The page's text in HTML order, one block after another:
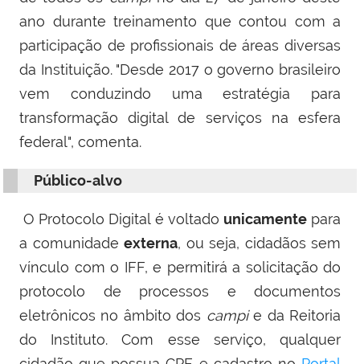
ano durante treinamento que contou com a
participação de profissionais de áreas diversas
da Instituição. "Desde 2017 o governo brasileiro
vem conduzindo uma estratégia para
transformação digital de serviços na esfera
federal", comenta.
Público-alvo
O Protocolo Digital é voltado unicamentepara
a comunidade externa, ou seja, cidadãos sem
vínculo com o IFF, e permitirá a solicitação do
protocolo de processos e documentos
eletrônicos no âmbito dos campie da Reitoria
do Instituto. Com esse serviço, qualquer